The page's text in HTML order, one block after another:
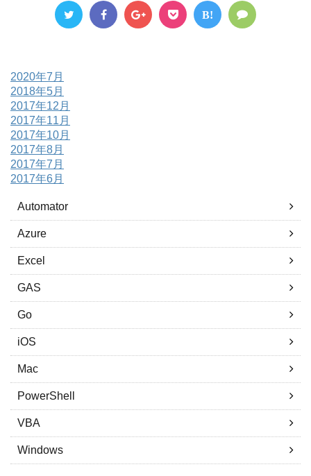
B!
2020年7月
2018年5月
2017年12月
2017年11月
2017年10月
2017年8月
2017年7月
2017年6月
Automator
Azure
Excel
GAS
Go
iOS
Mac
PowerShell
VBA
Windows